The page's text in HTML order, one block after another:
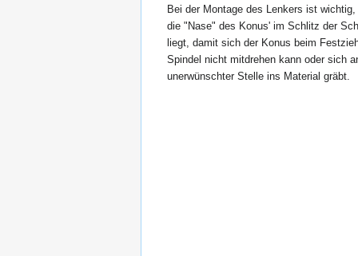
Bei der Montage des Lenkers ist
die "Nase" des Konus' im Schlitz der
liegt, damit sich der Konus beim
Spindel nicht mitdrehen kann oder sich
unerwünschter Stelle ins Material gräbt.